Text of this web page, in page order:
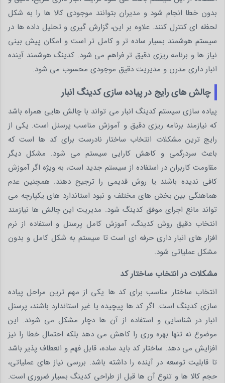
بدون خطا انجام شود و مدیران بتوانند موجودی کالا ها را به شکل
لحظه ای کنترل کنند. علاوه بر این، گزارش گیری و تحلیل داده ها در
سیستم هوشمند بسیار ساده تر و کامل تر است و امکان پیش بینی
نیاز ها و برنامه ریزی دقیق تر فراهم می شود. کدینگ هوشمند آینده
انبار داری مدرن و مدیریت دقیق موجودی محسوب می شود.
چالش های رایج در پیاده سازی کدینگ انبار
پیاده سازی سیستم کدینگ انبار می تواند با چالش هایی همراه باشد
که نیازمند برنامه ریزی دقیق و آموزش مناسب پرسنل است. یکی از
رایج ترین مشکلات انتخاب ساختار نادرست برای کد ها است که
باعث سردرگمی و کاهش کارایی سیستم می شود. مشکل دیگر
مقاومت کاربران در استفاده از سیستم جدید است، به ویژه اگر آموزش
کافی ندیده باشند یا روش قدیمی را ترجیح دهند. همچنین عدم
هماهنگی بین بخش های مختلف و نبود استاندارد های یکپارچه می
تواند مانع اجرای موفق کدینگ شود. مدیریت این چالش ها نیازمند
انتخاب دقیق روش کدینگ، آموزش کامل پرسنل و استفاده از نرم
افزار های انبار داری حرفه ای است تا سیستم به شکل کامل و بدون
مشکل عملیاتی شود.
مشکلات در انتخاب ساختار کد
انتخاب ساختار مناسب برای کد ها یکی از مهم ترین مراحل پیاده
سازی کدینگ است. اگر کد ها پیچیده یا غیر استاندارد باشند، پرسنل
انبار در شناسایی و استفاده از آن ها دچار مشکل می شوند. این
موضوع نه تنها بهره وری را کاهش می دهد بلکه احتمال خطا را نیز
افزایش می دهد. ساختار کد باید ساده، قابل فهم و انعطاف پذیر باشد
تا قابلیت توسعه در آینده را داشته باشد. بررسی نیاز های عملیاتی،
حجم کالا ها و تنوع آن ها قبل از طراحی کدینگ بسیار ضروری است.